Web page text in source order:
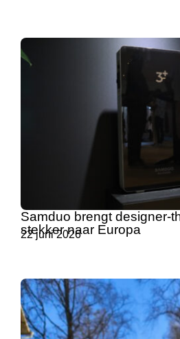
Samduo brengt designer-
stekker naar Europa
22 juni 2026